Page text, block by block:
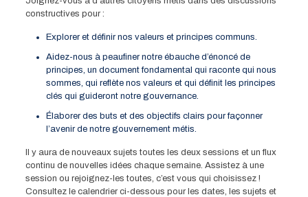
constructives pour :
Explorer et définir nos valeurs et principes communs.
Aidez-nous à peaufiner notre ébauche d’énoncé de
principes, un document fondamental qui raconte qui nous
sommes, qui reflète nos valeurs et qui définit les principes
clés qui guideront notre gouvernance.
Élaborer des buts et des objectifs clairs pour façonner
l’avenir de notre gouvernement métis.
Il y aura de nouveaux sujets toutes les deux sessions et un flux
continu de nouvelles idées chaque semaine. Assistez à une
session ou rejoignez-les toutes, c’est vous qui choisissez !
Consultez le calendrier ci-dessous pour les dates, les sujets et